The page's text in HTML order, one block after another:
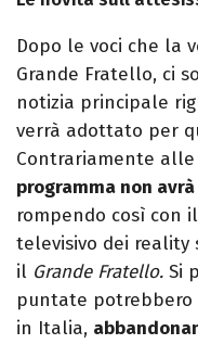
Dopo le voci che la
Grande Fratello, ci
notizia principale
verrà adottato per
Contrariamente
programma non
rompendo così con
televisivo dei reality
il Grande Fratello. Si
puntate potrebbero
in Italia,